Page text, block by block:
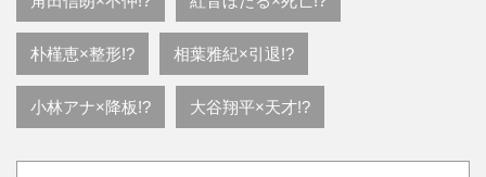
朴槿恵×整形!? 相葉雅紀×引退!?
小林アナ×降板!? 大谷翔平×天才!?